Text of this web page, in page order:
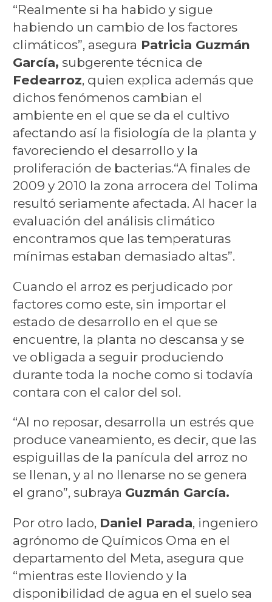
“Realmente si ha habido y sigue
habiendo un cambio de los factores
climáticos”, asegura Patricia Guzmán
García, subgerente técnica de
Fedearroz, quien explica además que
dichos fenómenos cambian el
ambiente en el que se da el cultivo
afectando así la fisiología de la planta y
favoreciendo el desarrollo y la
proliferación de bacterias.“A finales de
2009 y 2010 la zona arrocera del Tolima
resultó seriamente afectada. Al hacer la
evaluación del análisis climático
encontramos que las temperaturas
mínimas estaban demasiado altas”.
Cuando el arroz es perjudicado por
factores como este, sin importar el
estado de desarrollo en el que se
encuentre, la planta no descansa y se
ve obligada a seguir produciendo
durante toda la noche como si todavía
contara con el calor del sol.
“Al no reposar, desarrolla un estrés que
produce vaneamiento, es decir, que las
espiguillas de la panícula del arroz no
se llenan, y al no llenarse no se genera
el grano”, subraya Guzmán García.
Por otro lado, Daniel Parada, ingeniero
agrónomo de Químicos Oma en el
departamento del Meta, asegura que
“mientras este lloviendo y la
disponibilidad de agua en el suelo sea